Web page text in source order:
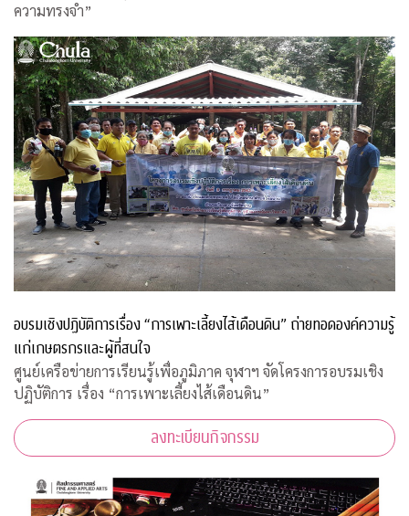
ความทรงจำ”
อบรมเชิงปฏิบัติการเรื่อง “การเพาะเลี้ยงไส้เดือนดิน” ถ่ายทอดองค์ความรู้
แก่เกษตรกรและผู้ที่สนใจ
ศูนย์เครือข่ายการเรียนรู้เพื่อภูมิภาค จุฬาฯ จัดโครงการอบรมเชิง
ปฏิบัติการ เรื่อง “การเพาะเลี้ยงไส้เดือนดิน”
ลงทะเบียนกิจกรรม